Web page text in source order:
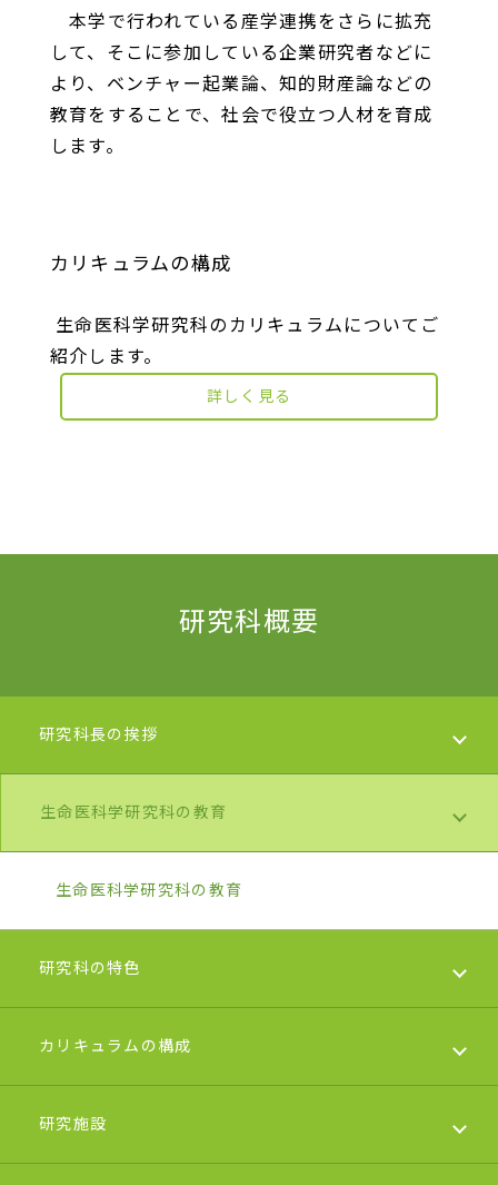
本学で行われている産学連携をさらに拡充
して、そこに参加している企業研究者などに
より、ベンチャー起業論、知的財産論などの
教育をすることで、社会で役立つ人材を育成
します。
カリキュラムの構成
生命医科学研究科のカリキュラムについてご
紹介します。
詳しく見る
研究科概要
研究科長の挨拶
研究科長の挨拶
生命医科学研究科の教育
生命医科学研究科の教育
研究科の特色
研究科の特色
カリキュラムの構成
カリキュラムの構成
研究施設